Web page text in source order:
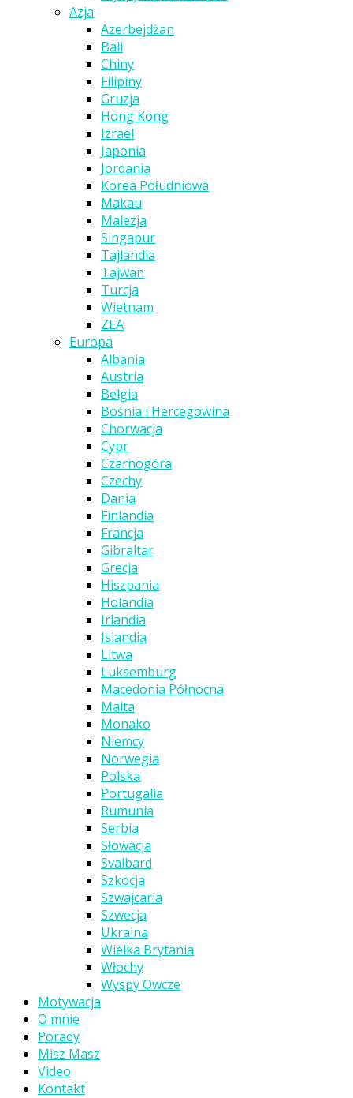
Azja
Azerbejdżan
Bali
Chiny
Filipiny
Gruzja
Hong Kong
Izrael
Japonia
Jordania
Korea Południowa
Makau
Malezja
Singapur
Tajlandia
Tajwan
Turcja
Wietnam
ZEA
Europa
Albania
Austria
Belgia
Bośnia i Hercegowina
Chorwacja
Cypr
Czarnogóra
Czechy
Dania
Finlandia
Francja
Gibraltar
Grecja
Hiszpania
Holandia
Irlandia
Islandia
Litwa
Luksemburg
Macedonia Północna
Malta
Monako
Niemcy
Norwegia
Polska
Portugalia
Rumunia
Serbia
Słowacja
Svalbard
Szkocja
Szwajcaria
Szwecja
Ukraina
Wielka Brytania
Włochy
Wyspy Owcze
Motywacja
O mnie
Porady
Misz Masz
Video
Kontakt